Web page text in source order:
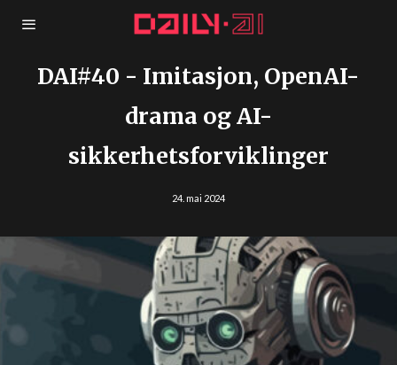
DAI#40 - Imitasjon, OpenAI-
drama og AI-
sikkerhetsforviklinger
24. mai 2024